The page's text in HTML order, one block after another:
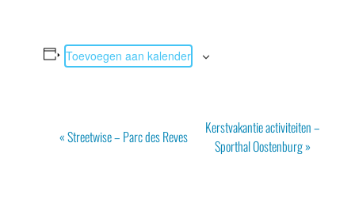
Toevoegen aan kalender
Evenement
Navigatie
«Streetwise – Parc des Reves
Kerstvakantie activiteiten –
Sporthal Oostenburg»